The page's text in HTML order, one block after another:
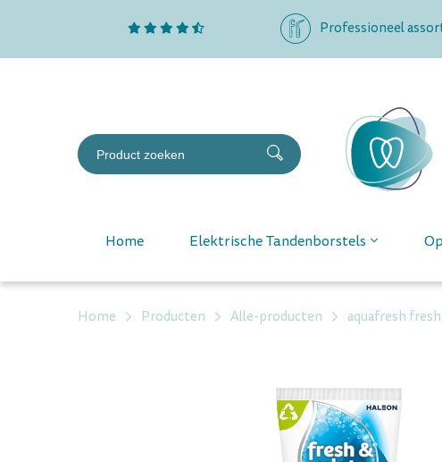
Professioneel
Home Elektrische Tandenborstels
Home Producten Alle-producten aquafresh